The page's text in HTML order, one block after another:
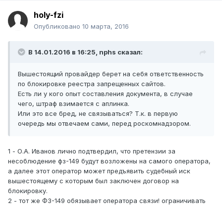
holy-fzi
Опубликовано 10 марта, 2016
В 14.01.2016 в 16:25, nphs сказал:
Вышестоящий провайдер берет на себя ответственность
по блокировке реестра запрещенных сайтов.
Есть ли у кого опыт составления документа, в случае
чего, штраф взимается с аплинка.
Или это все бред, не связываться? Т.к. в первую
очередь мы отвечаем сами, перед роскомнадзором.
1 - О.А. Иванов лично подтвердил, что претензии за
несоблюдение фз-149 будут возложены на самого оператора,
а далее этот оператор может предъявить судебный иск
вышестоящему с которым был заключен договор на
блокировку.
2 - тот же ФЗ-149 обязывает оператора связи! ограничивать